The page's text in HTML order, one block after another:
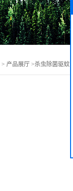
> 产品展厅 >杀虫除菌驱蚊